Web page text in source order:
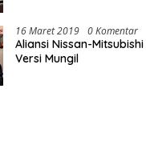
16 Maret 2019 0 Komentar
Aliansi Nissan-
Versi Mungil